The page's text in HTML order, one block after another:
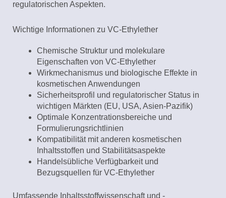
regulatorischen Aspekten.
Wichtige Informationen zu VC-Ethylether
Chemische Struktur und molekulare
Eigenschaften von VC-Ethylether
Wirkmechanismus und biologische Effekte in
kosmetischen Anwendungen
Sicherheitsprofil und regulatorischer Status in
wichtigen Märkten (EU, USA, Asien-Pazifik)
Optimale Konzentrationsbereiche und
Formulierungsrichtlinien
Kompatibilität mit anderen kosmetischen
Inhaltsstoffen und Stabilitätsaspekte
Handelsübliche Verfügbarkeit und
Bezugsquellen für VC-Ethylether
Umfassende Inhaltsstoffwissenschaft und -